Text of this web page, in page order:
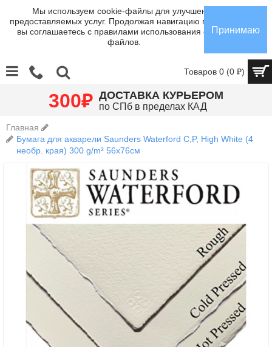
Мы используем cookie-файлы для улучшения
предоставляемых услуг. Продолжая навигацию по сайту,
вы соглашаетесь с правилами использования cookie-
файлов.
Принимаю
Товаров 0 (0 ₽)
300₽ ДОСТАВКА КУРЬЕРОМ
по СПб в пределах КАД
Главная
Бумага для акварели Saunders Waterford C,P, High White (4
необр. края) 300 g/m² 56x76см